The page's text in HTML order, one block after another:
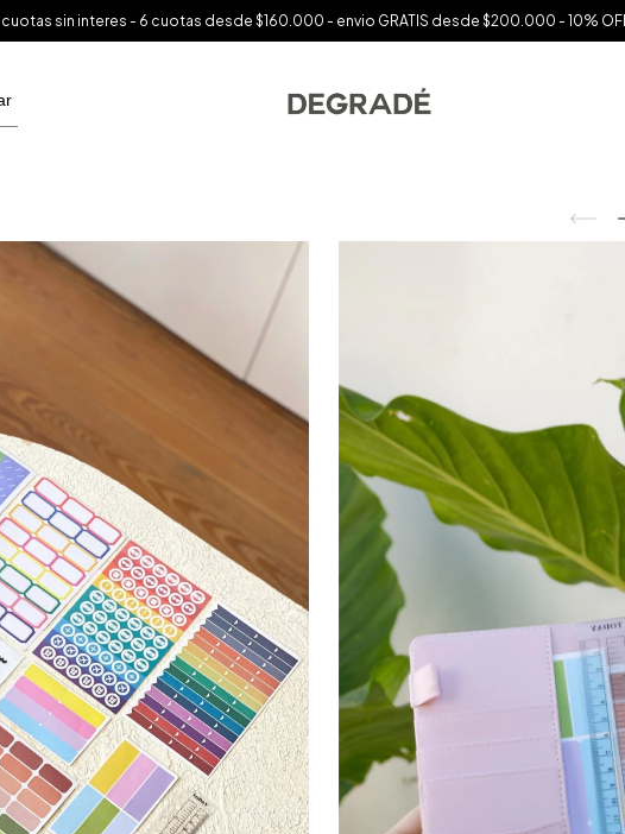
cuotas sin interes - 6 cuotas desde $160.000 - envio GRATIS desde $200.000 - 10%